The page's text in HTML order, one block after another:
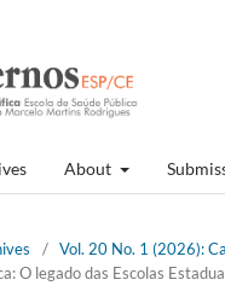
About
/ Vol. 20 No. 1 (2026):
O legado das Escolas